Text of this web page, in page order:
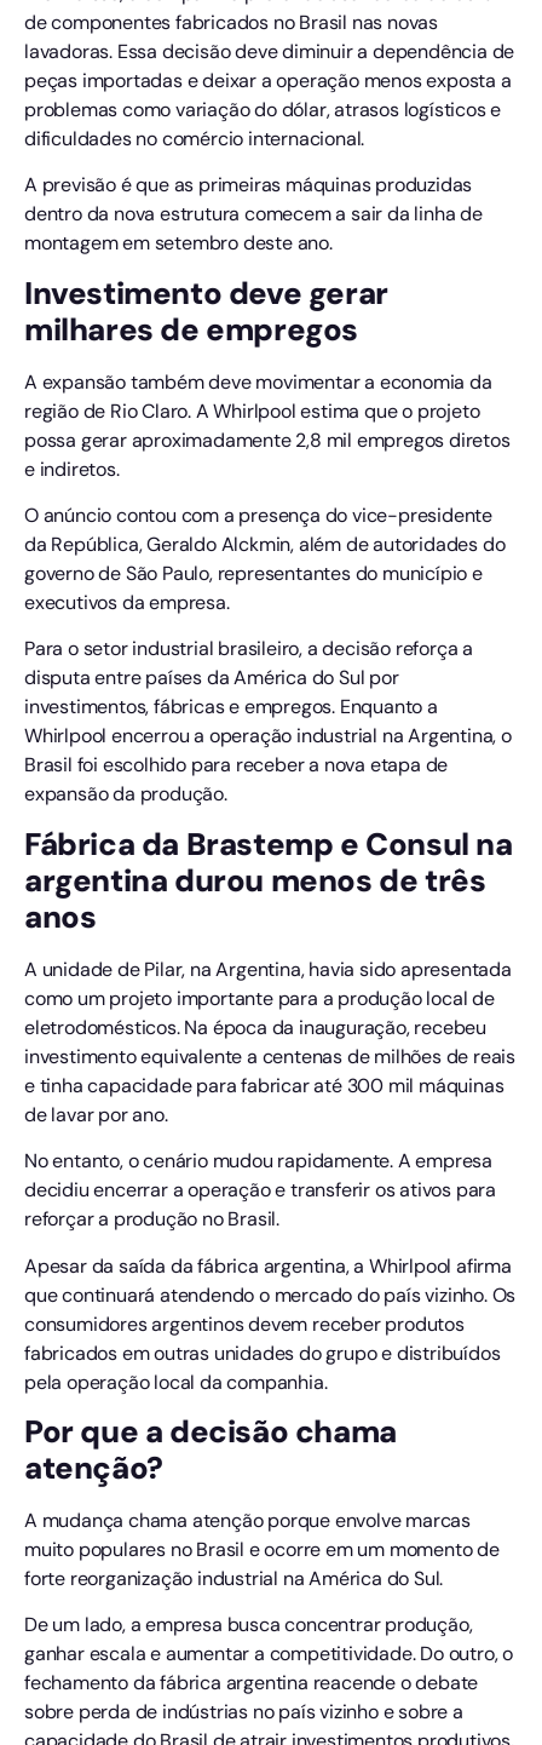
de componentes fabricados no Brasil nas novas
lavadoras. Essa decisão deve diminuir a dependência de
peças importadas e deixar a operação menos exposta a
problemas como variação do dólar, atrasos logísticos e
dificuldades no comércio internacional.
A previsão é que as primeiras máquinas produzidas
dentro da nova estrutura comecem a sair da linha de
montagem em setembro deste ano.
Investimento deve gerar
milhares de empregos
A expansão também deve movimentar a economia da
região de Rio Claro. A Whirlpool estima que o projeto
possa gerar aproximadamente 2,8 mil empregos diretos
e indiretos.
O anúncio contou com a presença do vice-presidente
da República, Geraldo Alckmin, além de autoridades do
governo de São Paulo, representantes do município e
executivos da empresa.
Para o setor industrial brasileiro, a decisão reforça a
disputa entre países da América do Sul por
investimentos, fábricas e empregos. Enquanto a
Whirlpool encerrou a operação industrial na Argentina, o
Brasil foi escolhido para receber a nova etapa de
expansão da produção.
Fábrica da Brastemp e Consul na
argentina durou menos de três
anos
A unidade de Pilar, na Argentina, havia sido apresentada
como um projeto importante para a produção local de
eletrodomésticos. Na época da inauguração, recebeu
investimento equivalente a centenas de milhões de reais
e tinha capacidade para fabricar até 300 mil máquinas
de lavar por ano.
No entanto, o cenário mudou rapidamente. A empresa
decidiu encerrar a operação e transferir os ativos para
reforçar a produção no Brasil.
Apesar da saída da fábrica argentina, a Whirlpool afirma
que continuará atendendo o mercado do país vizinho. Os
consumidores argentinos devem receber produtos
fabricados em outras unidades do grupo e distribuídos
pela operação local da companhia.
Por que a decisão chama
atenção?
A mudança chama atenção porque envolve marcas
muito populares no Brasil e ocorre em um momento de
forte reorganização industrial na América do Sul.
De um lado, a empresa busca concentrar produção,
ganhar escala e aumentar a competitividade. Do outro, o
fechamento da fábrica argentina reacende o debate
sobre perda de indústrias no país vizinho e sobre a